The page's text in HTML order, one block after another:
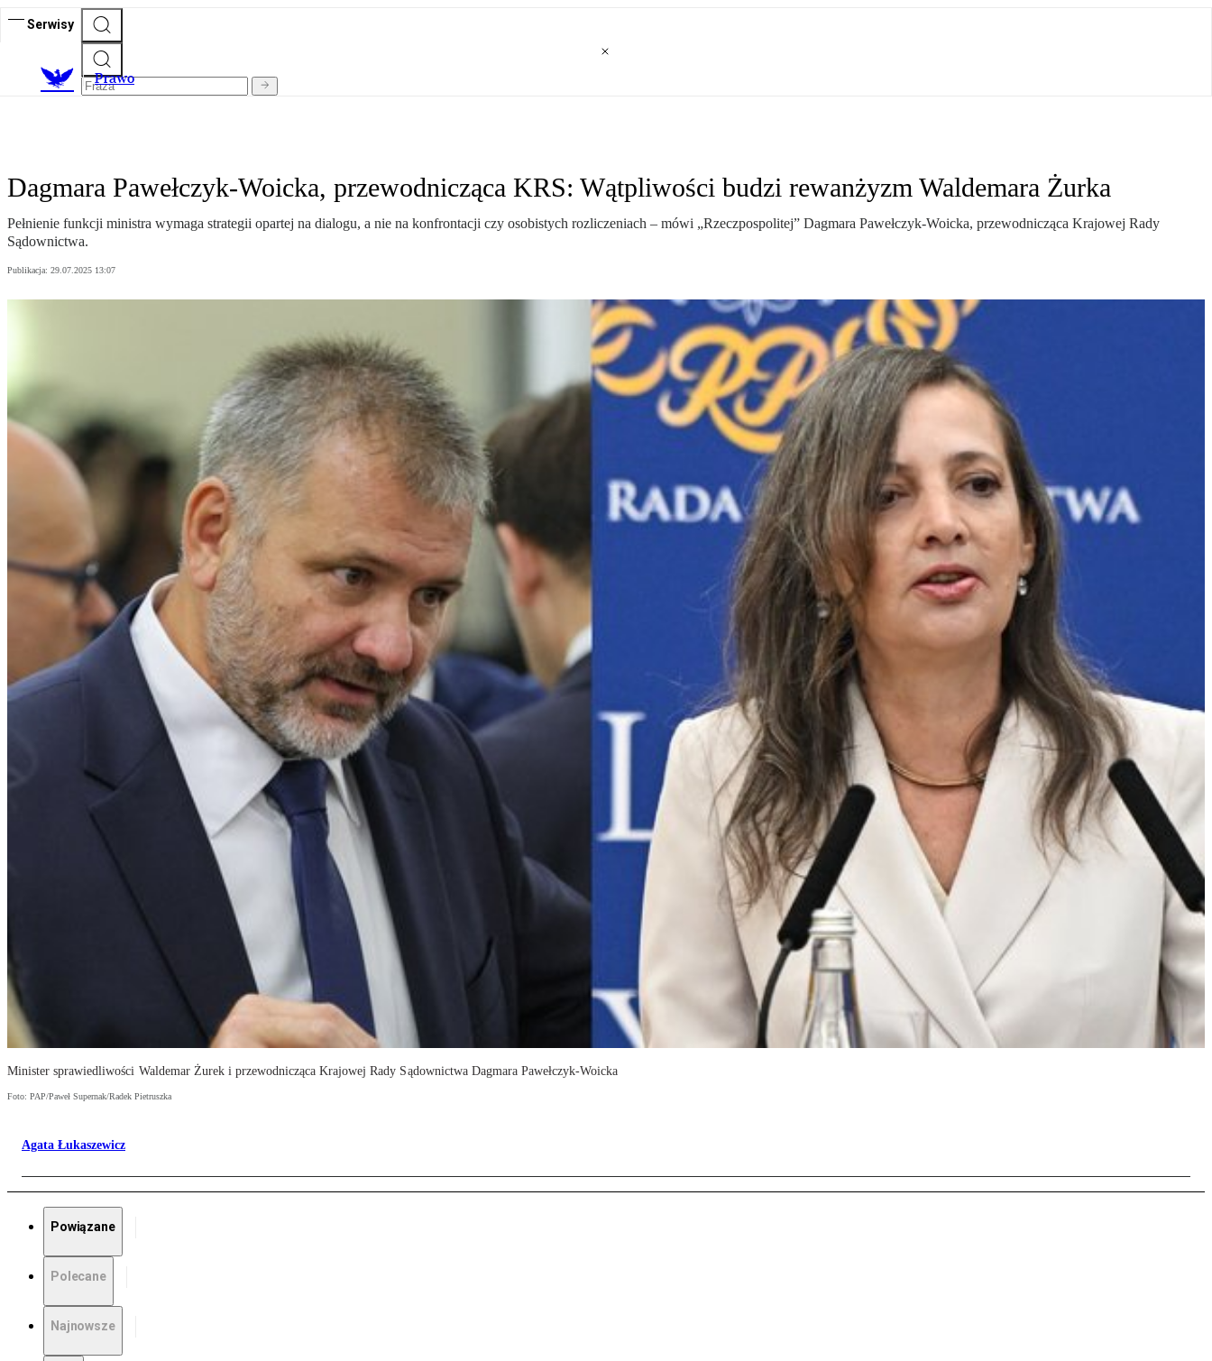
Serwisy
Prawo
Dagmara Pawełczyk-Woicka, przewodnicząca KRS: Wątpliwości budzi rewanżyzm Waldemara Żurka
Pełnienie funkcji ministra wymaga strategii opartej na dialogu, a nie na konfrontacji czy osobistych rozliczeniach – mówi „Rzeczpospolitej” Dagmara Pawełczyk-Woicka, przewodnicząca Krajowej Rady
Sądownictwa.
Publikacja: 29.07.2025 13:07
Minister sprawiedliwości Waldemar Żurek i przewodnicząca Krajowej Rady Sądownictwa Dagmara Pawełczyk-Woicka
Foto: PAP/Paweł Supernak/Radek Pietruszka
Agata Łukaszewicz
Powiązane
Polecane
Najnowsze